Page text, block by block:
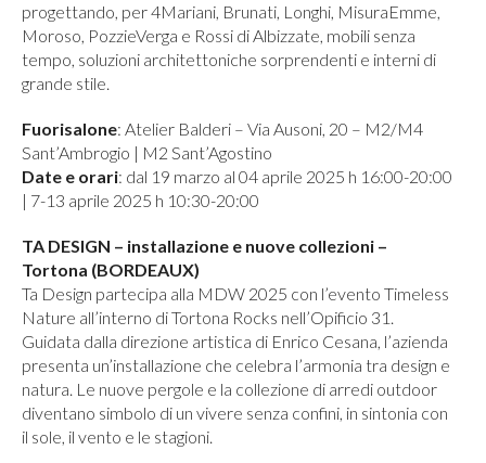
progettando, per 4Mariani, Brunati, Longhi, MisuraEmme,
Moroso, PozzieVerga e Rossi di Albizzate, mobili senza
tempo, soluzioni architettoniche sorprendenti e interni di
grande stile.
Fuorisalone: Atelier Balderi – Via Ausoni, 20 – M2/M4
Sant’Ambrogio | M2 Sant’Agostino
Date e orari: dal 19 marzo al 04 aprile 2025 h 16:00-20:00
| 7-13 aprile 2025 h 10:30-20:00
TA DESIGN – installazione e nuove collezioni –
Tortona (BORDEAUX)
Ta Design partecipa alla MDW 2025 con l’evento Timeless
Nature all’interno di Tortona Rocks nell’Opificio 31.
Guidata dalla direzione artistica di Enrico Cesana, l’azienda
presenta un’installazione che celebra l’armonia tra design e
natura. Le nuove pergole e la collezione di arredi outdoor
diventano simbolo di un vivere senza confini, in sintonia con
il sole, il vento e le stagioni.